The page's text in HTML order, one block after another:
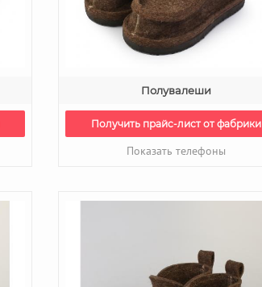
Полувалеши
Получить прайс-лист от фабрики
Показать телефоны